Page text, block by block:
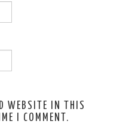
WEBSITE IN THIS
I COMMENT.